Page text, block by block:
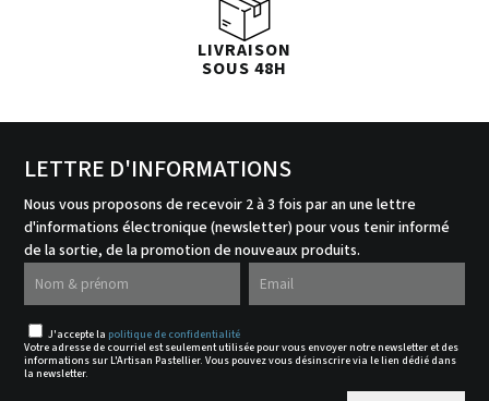
LIVRAISON
SOUS 48H
LETTRE D'INFORMATIONS
Nous vous proposons de recevoir 2 à 3 fois par an une lettre
d'informations électronique (newsletter) pour vous tenir informé
de la sortie, de la promotion de nouveaux produits.
J'accepte la politique de confidentialité
Votre adresse de courriel est seulement utilisée pour vous envoyer notre newsletter et des
informations sur L'Artisan Pastellier. Vous pouvez vous désinscrire via le lien dédié dans
la newsletter.